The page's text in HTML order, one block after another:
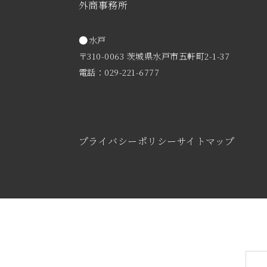
外商事務所
水戸
〒310-0063 茨城県水戸市五軒町2-1-37
電話：029-221-6777
プライバシーポリシーサイトマップ